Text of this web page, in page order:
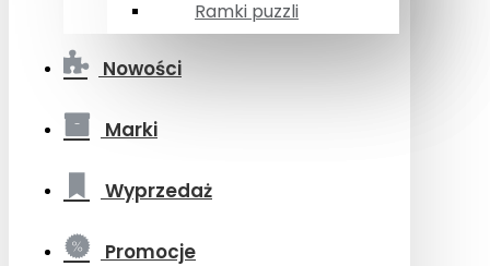
Ramki puzzli
Nowości
Marki
Wyprzedaż
Promocje